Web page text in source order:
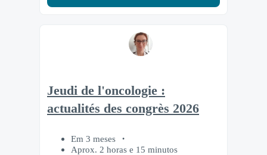
Jeudi de l'oncologie :
actualités des congrès 2026
Em 3 meses
Aprox. 2 horas e 15 minutos